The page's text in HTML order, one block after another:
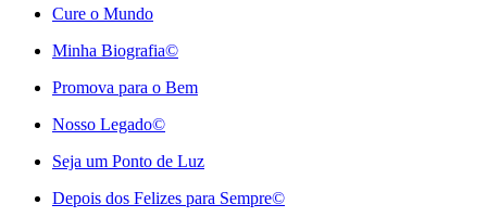
Cure o Mundo
Minha Biografia©
Promova para o Bem
Nosso Legado©
Seja um Ponto de Luz
Depois dos Felizes para Sempre©️